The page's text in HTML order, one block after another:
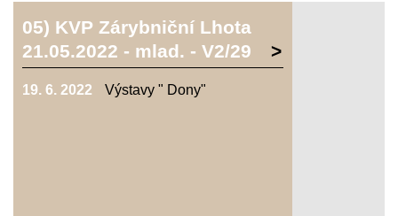
05) KVP Zárybniční Lhota
21.05.2022 - mlad. - V2/29
19. 6. 2022 Výstavy " Dony"